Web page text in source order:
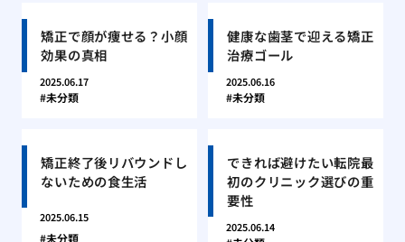
矯正で顔が痩せる？小顔
効果の真相
2025.06.17
未分類
健康な歯茎で迎える矯正
治療ゴール
2025.06.16
未分類
矯正終了後リバウンドし
ないための食生活
2025.06.15
未分類
できれば避けたい転院最
初のクリニック選びの重
要性
2025.06.14